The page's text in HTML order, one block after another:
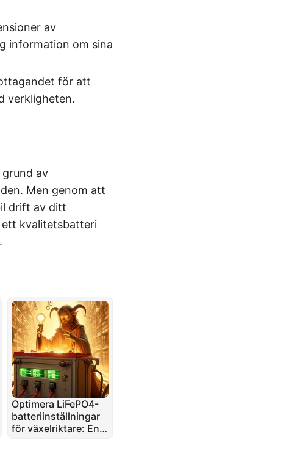
av
information om sina
för att
verkligheten.
av
Men genom att
drift av ditt
ett kvalitetsbatteri
Optimera LiFePO4-
batteriinställningar
för växelriktare: En